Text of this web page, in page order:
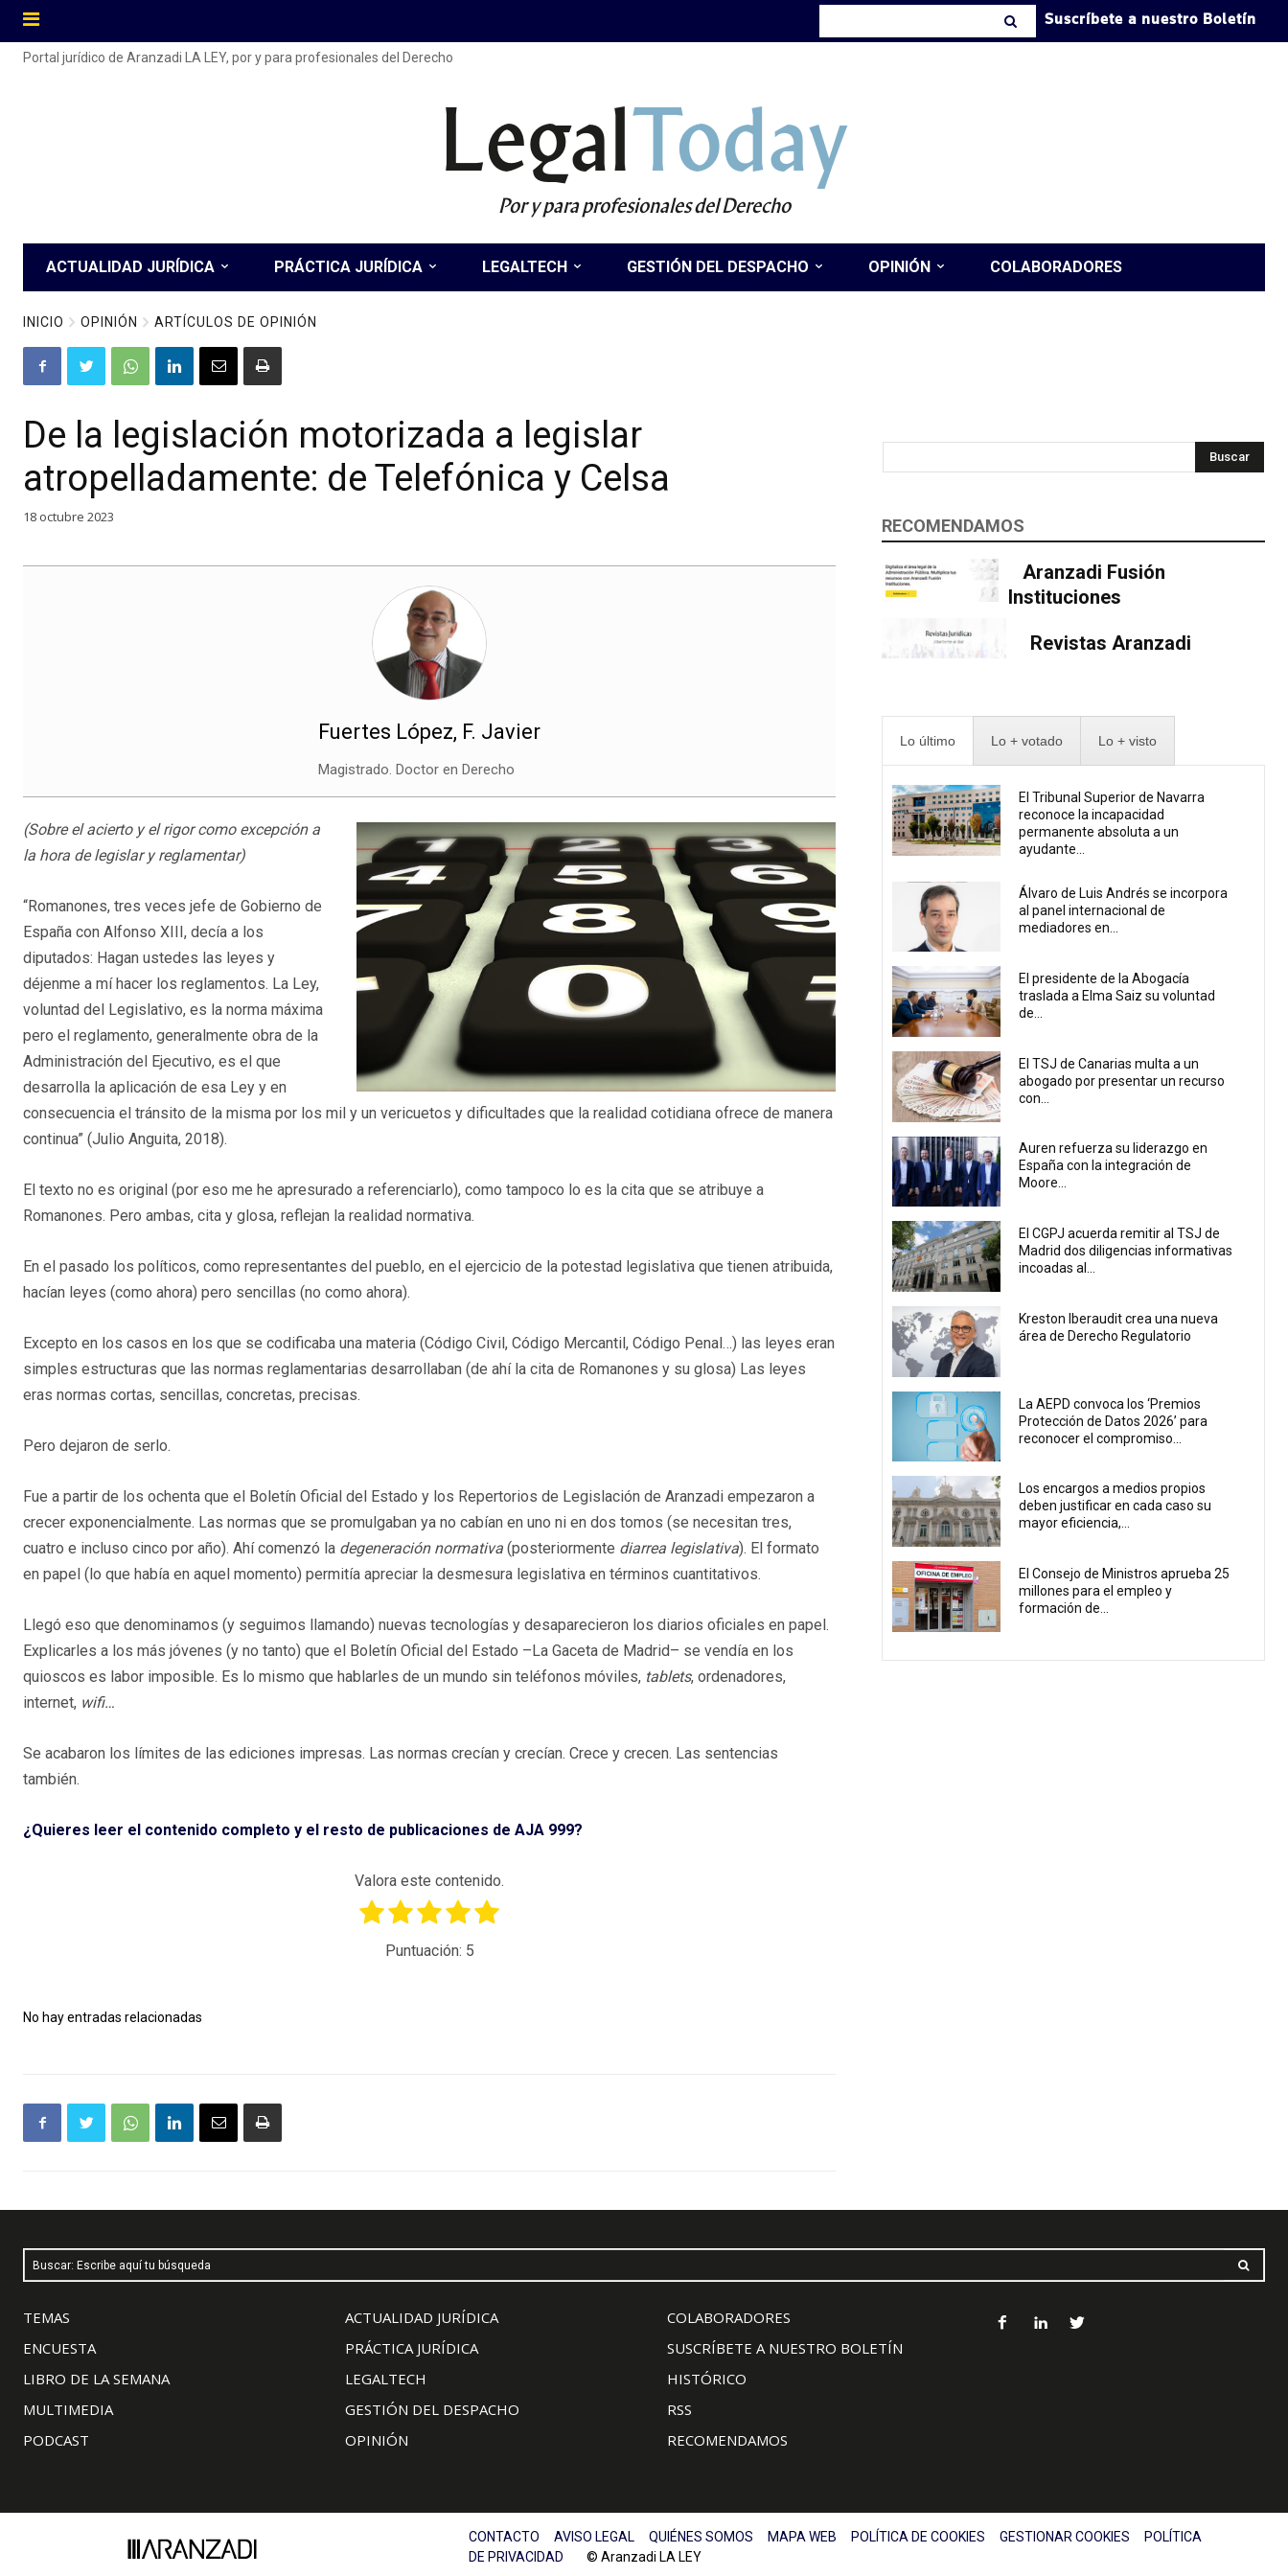
Suscríbete a nuestro Boletín
Portal jurídico de Aranzadi LA LEY, por y para profesionales del Derecho
LegalToday
Por y para profesionales del Derecho
ACTUALIDAD JURÍDICA PRÁCTICA JURÍDICA LEGALTECH GESTIÓN DEL DESPACHO OPINIÓN COLABORADORES
INICIO OPINIÓN ARTÍCULOS DE OPINIÓN
De la legislación motorizada a legislar
atropelladamente: de Telefónica y Celsa
18 octubre 2023
Fuertes López, F. Javier
Magistrado. Doctor en Derecho
(Sobre el acierto y el rigor como excepción a
la hora de legislar y reglamentar)
“Romanones, tres veces jefe de Gobierno de
España con Alfonso XIII, decía a los
diputados: Hagan ustedes las leyes y
déjenme a mí hacer los reglamentos. La Ley,
voluntad del Legislativo, es la norma máxima
pero el reglamento, generalmente obra de la
Administración del Ejecutivo, es el que
desarrolla la aplicación de esa Ley y en
consecuencia el tránsito de la misma por los mil y un vericuetos y dificultades que la realidad cotidiana ofrece de manera
continua” (Julio Anguita, 2018).
El texto no es original (por eso me he apresurado a referenciarlo), como tampoco lo es la cita que se atribuye a
Romanones. Pero ambas, cita y glosa, reflejan la realidad normativa.
En el pasado los políticos, como representantes del pueblo, en el ejercicio de la potestad legislativa que tienen atribuida,
hacían leyes (como ahora) pero sencillas (no como ahora).
Excepto en los casos en los que se codificaba una materia (Código Civil, Código Mercantil, Código Penal…) las leyes eran
simples estructuras que las normas reglamentarias desarrollaban (de ahí la cita de Romanones y su glosa) Las leyes
eras normas cortas, sencillas, concretas, precisas.
Pero dejaron de serlo.
Fue a partir de los ochenta que el Boletín Oficial del Estado y los Repertorios de Legislación de Aranzadi empezaron a
crecer exponencialmente. Las normas que se promulgaban ya no cabían en uno ni en dos tomos (se necesitan tres,
cuatro e incluso cinco por año). Ahí comenzó la degeneración normativa (posteriormente diarrea legislativa). El formato
en papel (lo que había en aquel momento) permitía apreciar la desmesura legislativa en términos cuantitativos.
Llegó eso que denominamos (y seguimos llamando) nuevas tecnologías y desaparecieron los diarios oficiales en papel.
Explicarles a los más jóvenes (y no tanto) que el Boletín Oficial del Estado –La Gaceta de Madrid– se vendía en los
quioscos es labor imposible. Es lo mismo que hablarles de un mundo sin teléfonos móviles, tablets, ordenadores,
internet, wifi…
Se acabaron los límites de las ediciones impresas. Las normas crecían y crecían. Crece y crecen. Las sentencias
también.
¿Quieres leer el contenido completo y el resto de publicaciones de AJA 999?
Valora este contenido.
Puntuación: 5
No hay entradas relacionadas
Buscar
RECOMENDAMOS
Aranzadi Fusión
Instituciones
Revistas Aranzadi
Lo último Lo + votado Lo + visto
El Tribunal Superior de Navarra
reconoce la incapacidad
permanente absoluta a un
ayudante...
Álvaro de Luis Andrés se incorpora
al panel internacional de
mediadores en...
El presidente de la Abogacía
traslada a Elma Saiz su voluntad
de...
El TSJ de Canarias multa a un
abogado por presentar un recurso
con...
Auren refuerza su liderazgo en
España con la integración de
Moore...
El CGPJ acuerda remitir al TSJ de
Madrid dos diligencias informativas
incoadas al...
Kreston Iberaudit crea una nueva
área de Derecho Regulatorio
La AEPD convoca los ‘Premios
Protección de Datos 2026’ para
reconocer el compromiso...
Los encargos a medios propios
deben justificar en cada caso su
mayor eficiencia,...
El Consejo de Ministros aprueba 25
millones para el empleo y
formación de...
Buscar: Escribe aquí tu búsqueda
TEMAS
ENCUESTA
LIBRO DE LA SEMANA
MULTIMEDIA
PODCAST
ACTUALIDAD JURÍDICA
PRÁCTICA JURÍDICA
LEGALTECH
GESTIÓN DEL DESPACHO
OPINIÓN
COLABORADORES
SUSCRÍBETE A NUESTRO BOLETÍN
HISTÓRICO
RSS
RECOMENDAMOS
CONTACTO AVISO LEGAL QUIÉNES SOMOS MAPA WEB POLÍTICA DE COOKIES GESTIONAR COOKIES
POLÍTICA
DE PRIVACIDAD © Aranzadi LA LEY